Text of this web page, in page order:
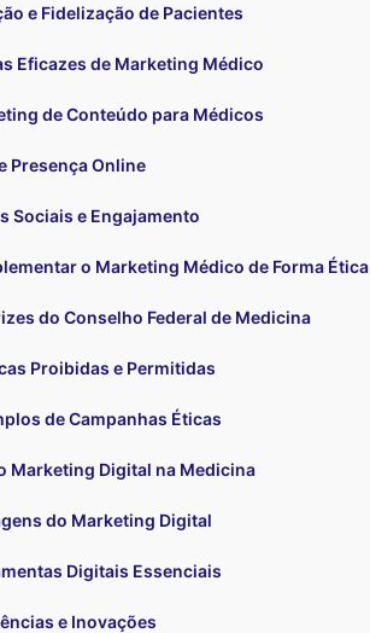
e Fidelização de Pacientes
Eficazes de Marketing Médico
de Conteúdo para Médicos
Presença Online
Sociais e Engajamento
o Marketing Médico de Forma Ética
do Conselho Federal de Medicina
Proibidas e Permitidas
de Campanhas Éticas
Marketing Digital na Medicina
do Marketing Digital
Digitais Essenciais
e Inovações